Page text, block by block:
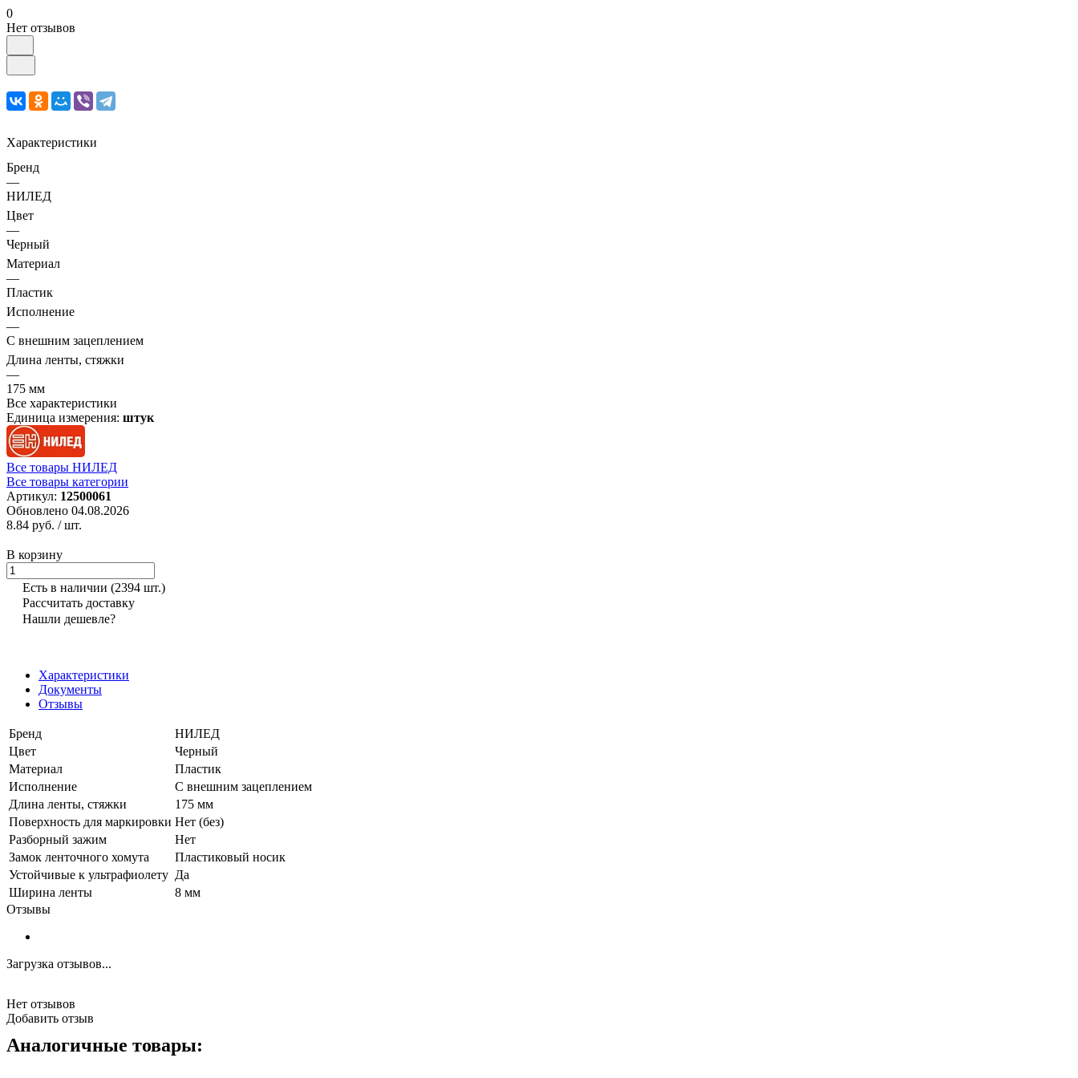
0
Нет отзывов
Характеристики
Бренд
—
НИЛЕД
Цвет
—
Черный
Материал
—
Пластик
Исполнение
—
С внешним зацеплением
Длина ленты, стяжки
—
175 мм
Все характеристики
Единица измерения: штук
Все товары НИЛЕД
Все товары категории
Артикул: 12500061
Обновлено 04.08.2026
8.84 руб. / шт.
В корзину
Есть в наличии (2394 шт.)
Рассчитать доставку
Нашли дешевле?
Характеристики
Документы
Отзывы
Бренд
НИЛЕД
Цвет
Черный
Материал
Пластик
Исполнение
С внешним зацеплением
Длина ленты, стяжки
175 мм
Поверхность для маркировки Нет (без)
Разборный зажим
Нет
Замок ленточного хомута
Пластиковый носик
Устойчивые к ультрафиолету Да
Ширина ленты
8 мм
Отзывы
Загрузка отзывов...
Нет отзывов
Добавить отзыв
Аналогичные товары: